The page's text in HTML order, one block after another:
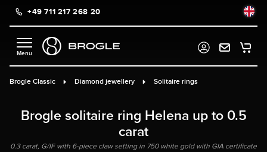
content+49 711 217 268 20
Brogle Classic Diamond jewellery Solitaire rings
Brogle solitaire ring Helena up to 0.5
carat
0.3 carat, G/IF with 6-piece claw setting in 750 white gold with GIA certificate